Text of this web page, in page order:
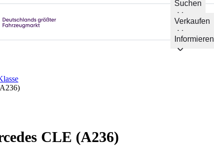
Suchen
Verkaufen
Informieren
CLE (A236)